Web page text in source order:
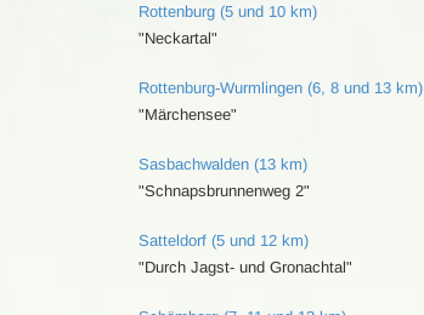
Rottenburg (5 und 10 km)
"Neckartal"
Rottenburg-Wurmlingen (6, 8 und 13 km)
"Märchensee"
Sasbachwalden (13 km)
"Schnapsbrunnenweg 2"
Satteldorf (5 und 12 km)
"Durch Jagst- und Gronachtal"